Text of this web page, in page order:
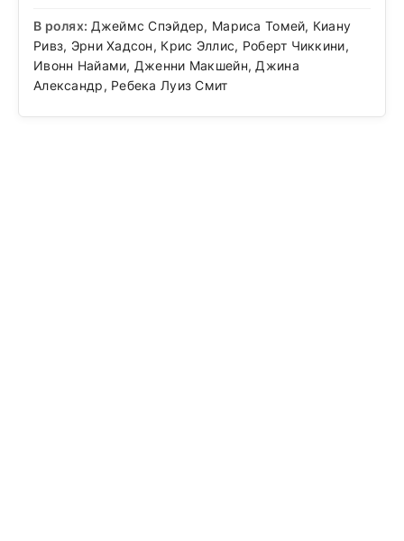
В ролях: Джеймс Спэйдер, Мариса Томей, Киану
Ривз, Эрни Хадсон, Крис Эллис, Роберт Чиккини,
Ивонн Найами, Дженни Макшейн, Джина
Александр, Ребека Луиз Смит